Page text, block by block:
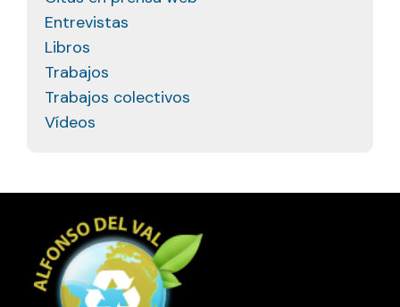
Entrevistas
Libros
Trabajos
Trabajos colectivos
Vídeos